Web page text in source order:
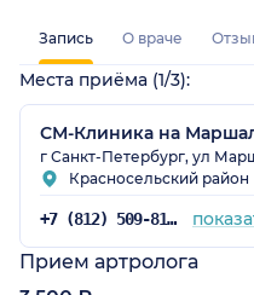
Запись О враче
Места приёма (1/3):
СМ-Клиника на
г Санкт-Петербург, ул
Красносельский район
+7 (812) 509-81-68
Прием артролога